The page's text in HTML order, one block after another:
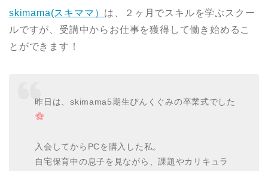
skimama(スキママ） は、２ヶ月でスキルを学ぶスクー
ルですが、受講中からお仕事を獲得して働き始めるこ
とができます！
昨日は、skimama5期生ぴんくぐみの卒業式でした
入会してからPCを購入した私。
自宅保育中の息子を見ながら、課題やカリキュラ